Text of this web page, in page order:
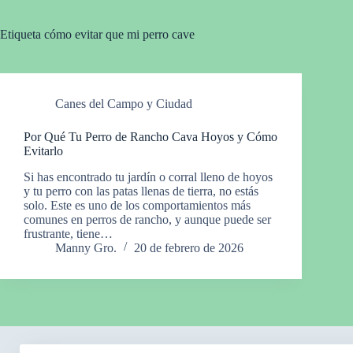
Etiqueta cómo evitar que mi perro cave
Canes del Campo y Ciudad
Por Qué Tu Perro de Rancho Cava Hoyos y Cómo
Evitarlo
Si has encontrado tu jardín o corral lleno de hoyos
y tu perro con las patas llenas de tierra, no estás
solo. Este es uno de los comportamientos más
comunes en perros de rancho, y aunque puede ser
frustrante, tiene…
Manny Gro.
20 de febrero de 2026